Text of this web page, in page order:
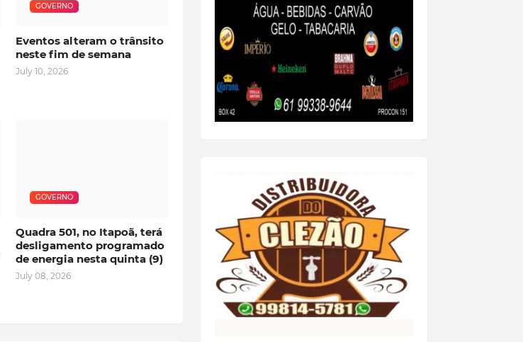
GOVERNO
Eventos alteram o trânsito
neste fim de semana
July 10, 2026
GOVERNO
Quadra 501, no Itapoã, terá
desligamento programado
de energia nesta quinta (9)
July 08, 2026